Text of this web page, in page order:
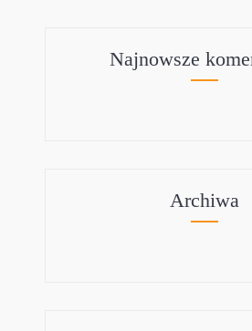
Najnowsze
Archiwa